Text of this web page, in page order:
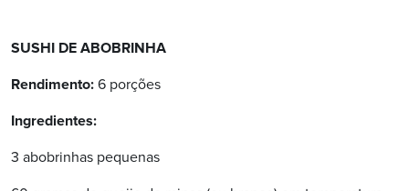
SUSHI DE ABOBRINHA
Rendimento: 6 porções
Ingredientes:
3 abobrinhas pequenas